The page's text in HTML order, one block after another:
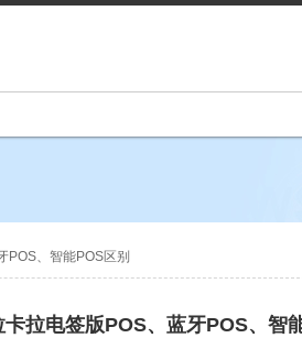
POS、智能POS区别
卡拉电签版POS、蓝牙POS、智